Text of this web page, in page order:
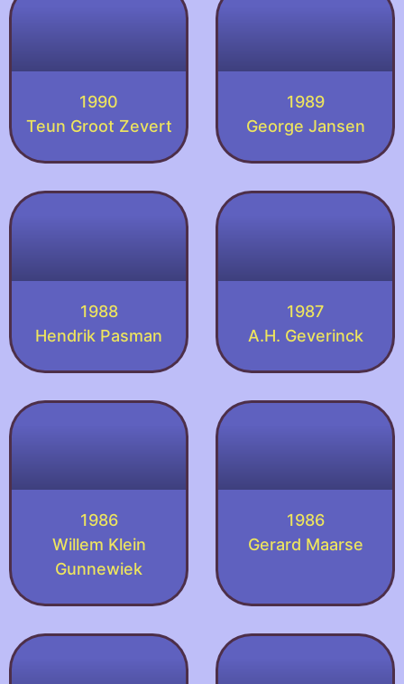
1990
Teun Groot Zevert
1989
George Jansen
1988
Hendrik Pasman
1987
A.H. Geverinck
1986
Willem Klein
Gunnewiek
1986
Gerard Maarse